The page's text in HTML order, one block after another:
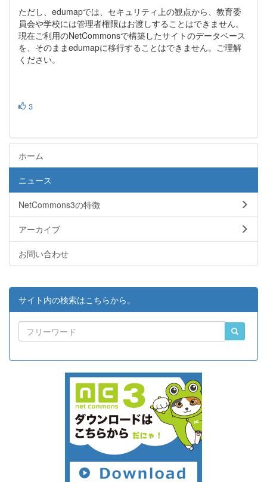
ただし、edumapでは、セキュリティ上の観点から、教育委
員会や学校には管理者権限はお渡しすることはできません。
現在ご利用のNetCommonsで構築したサイトのデータベース
を、そのままedumapに移行することはできません。ご理解
ください。
3
ホーム
ニュース
NetCommons3の特徴
アーカイブ
お問い合わせ
サイト内の検索はこちらから。